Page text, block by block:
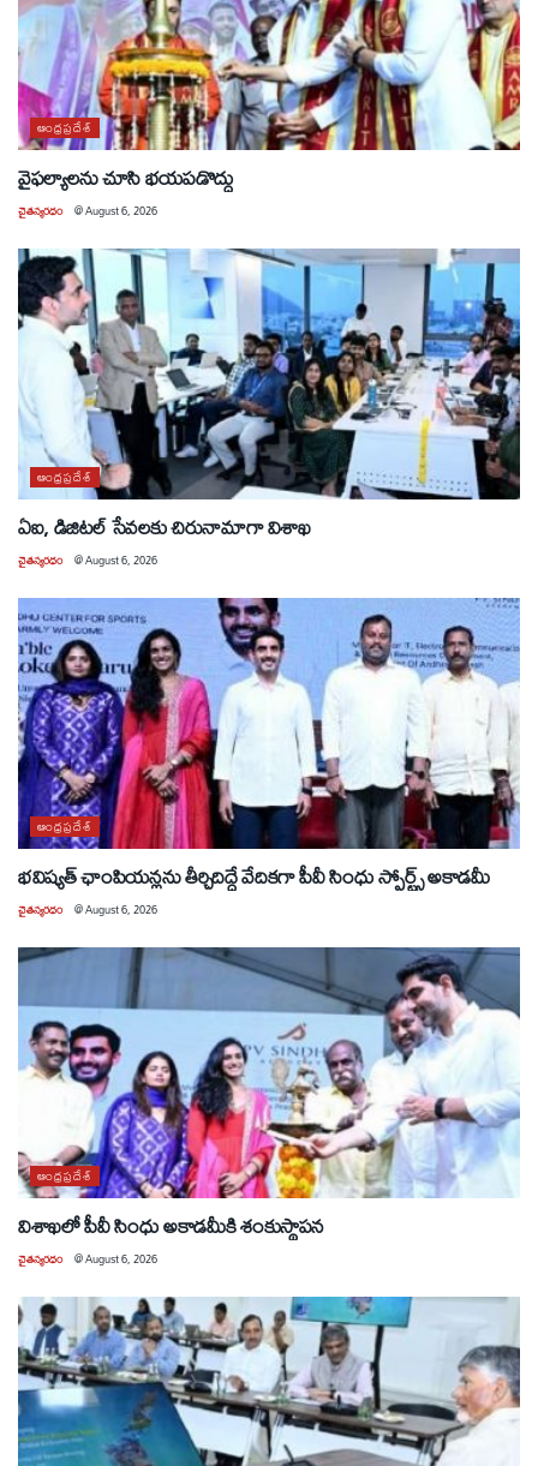
ఆంధ్రప్రదేశ్
వైఫల్యాలను చూసి భయపడొద్దు
చైతన్యరధం @August 6, 2026
ఆంధ్రప్రదేశ్
ఏఐ, డిజిటల్ సేవలకు చిరునామాగా విశాఖ
చైతన్యరధం @August 6, 2026
ఆంధ్రప్రదేశ్
భవిష్యత్ ఛాంపియన్లను తీర్చిదిద్దే వేదికగా పీవీ సింధు స్పోర్ట్స్ అకాడమీ
చైతన్యరధం @August 6, 2026
ఆంధ్రప్రదేశ్
విశాఖలో పీవీ సింధు అకాడమీకి శంకుస్థాపన
చైతన్యరధం @August 6, 2026